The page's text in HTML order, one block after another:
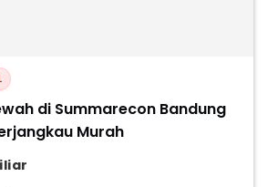
di Summarecon Bandung
Murah